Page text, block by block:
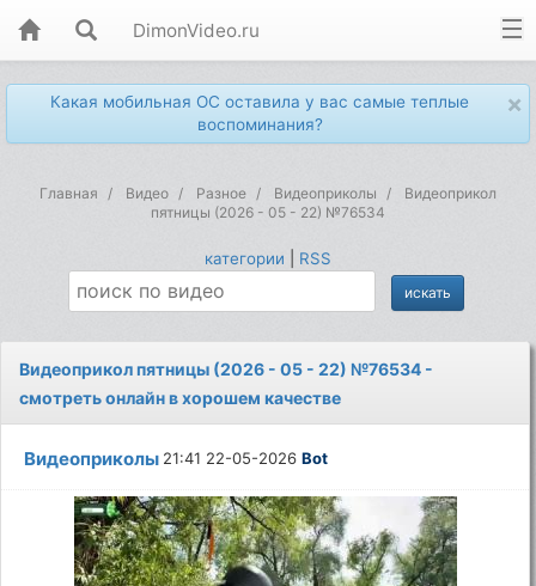
DimonVideo.ru
×
Какая мобильная ОС оставила у вас самые теплые
воспоминания?
Главная Видео Разное Видеоприколы
Видеоприкол
пятницы (2026 - 05 - 22) №76534
категории RSS
Видеоприкол пятницы (2026 - 05 - 22) №76534 -
смотреть онлайн в хорошем качестве
Видеоприколы 21:41 22-05-2026Bot